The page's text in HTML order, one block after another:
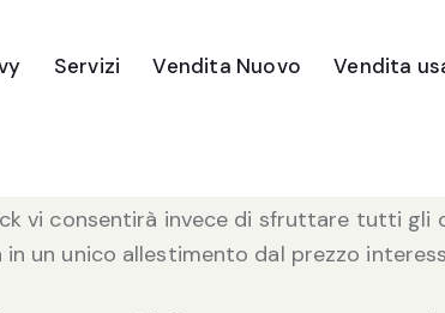
Servizi Vendita Nuovo Vendita
Activ 675 Open è un design
vi consentirà invece di sfruttare tutti gli
in un unico allestimento dal prezzo